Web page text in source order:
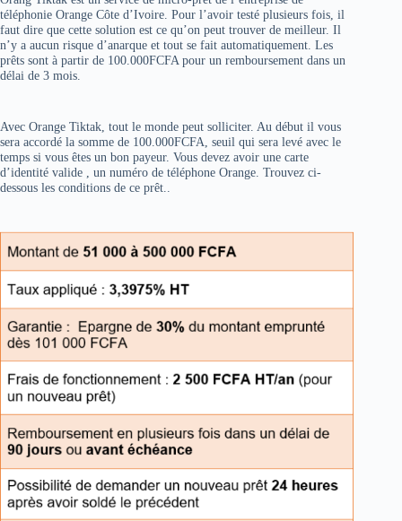
téléphonie Orange Côte d’Ivoire. Pour l’avoir testé plusieurs fois, il
faut dire que cette solution est ce qu’on peut trouver de meilleur. Il
n’y a aucun risque d’anarque et tout se fait automatiquement. Les
prêts sont à partir de 100.000FCFA pour un remboursement dans un
délai de 3 mois.
Avec Orange Tiktak, tout le monde peut solliciter. Au début il vous
sera accordé la somme de 100.000FCFA, seuil qui sera levé avec le
temps si vous êtes un bon payeur. Vous devez avoir une carte
d’identité valide , un numéro de téléphone Orange. Trouvez ci-
dessous les conditions de ce prêt..